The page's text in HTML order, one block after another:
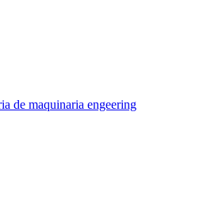
de maquinaria engeering